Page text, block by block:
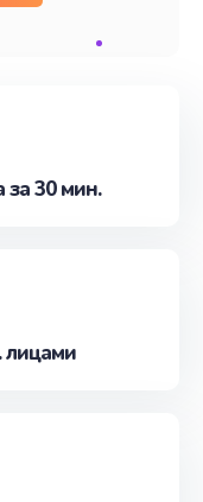
за 30 мин.
лицами